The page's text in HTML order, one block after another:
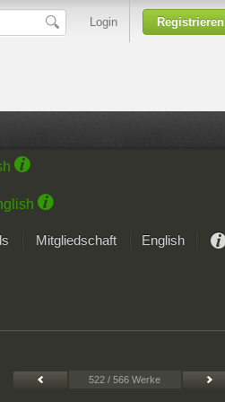
Login Registrieren
Mitgliedschaft English
Kunsthäuser
522 / 566 Werke